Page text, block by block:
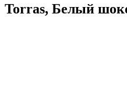
Torras, Белый